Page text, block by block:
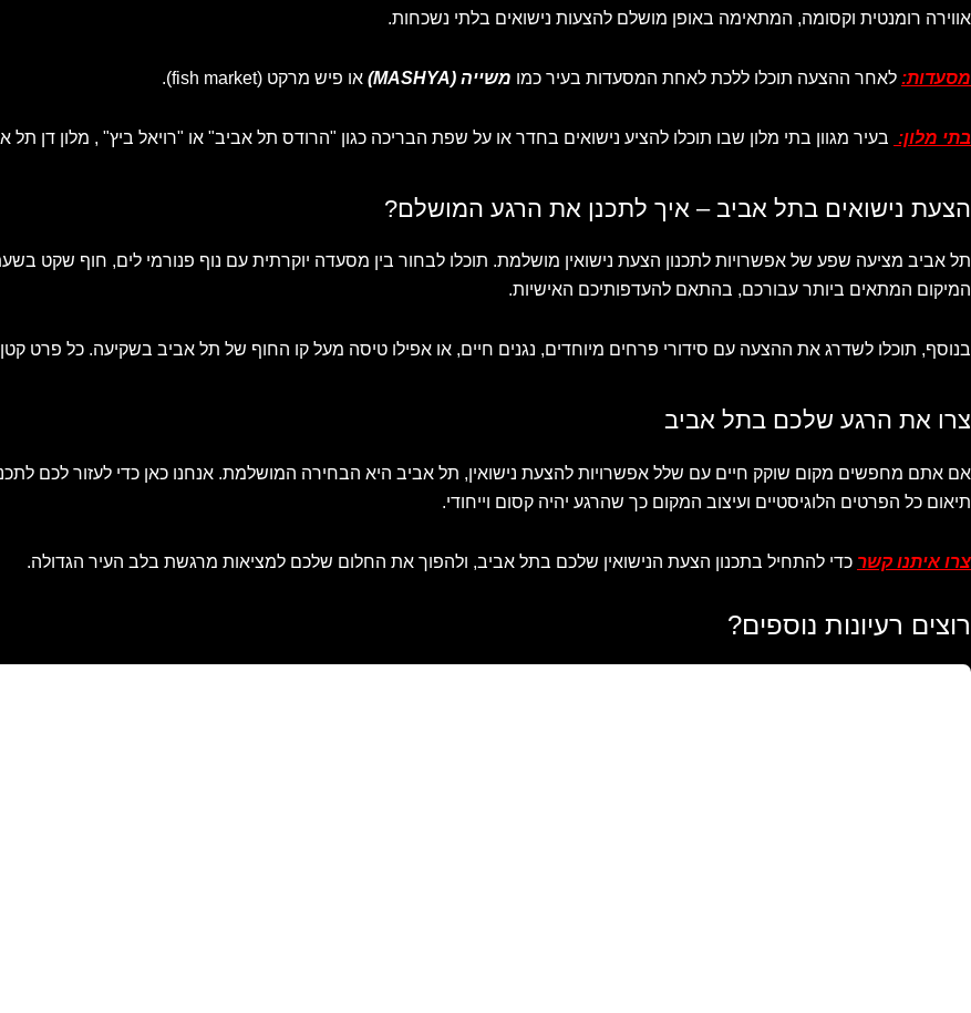
אווירה רומנטית וקסומה, המתאימה באופן מושלם להצעות נישואים בלתי נשכחות.
מסעדות: לאחר ההצעה תוכלו ללכת לאחת המסעדות בעיר כמו משייה (MASHYA) או פיש מרקט (fish market).
בתי מלון: בעיר מגוון בתי מלון שבו תוכלו להציע נישואים בחדר או על שפת הבריכה כגון "הרודס תל אביב" או "רויאל ביץ" , מלון דן תל
הצעת נישואים בתל אביב – איך לתכנן את הרגע המושלם?
תל אביב מציעה שפע של אפשרויות לתכנון הצעת נישואין מושלמת. תוכלו לבחור בין מסעדה יוקרתית עם נוף פנורמי לים, חוף שקט
המיקום המתאים ביותר עבורכם, בהתאם להעדפותיכם האישיות.
בנוסף, תוכלו לשדרג את ההצעה עם סידורי פרחים מיוחדים, נגנים חיים, או אפילו טיסה מעל קו החוף של תל אביב בשקיעה. כל פרט
צרו את הרגע שלכם בתל אביב
אם אתם מחפשים מקום שוקק חיים עם שלל אפשרויות להצעת נישואין, תל אביב היא הבחירה המושלמת. אנחנו כאן כדי לעזור לכם
תיאום כל הפרטים הלוגיסטיים ועיצוב המקום כך שהרגע יהיה קסום וייחודי.
צרו איתנו קשר כדי להתחיל בתכנון הצעת הנישואין שלכם בתל אביב, ולהפוך את החלום שלכם למציאות מרגשת בלב העיר הגדולה.
רוצים רעיונות נוספים?